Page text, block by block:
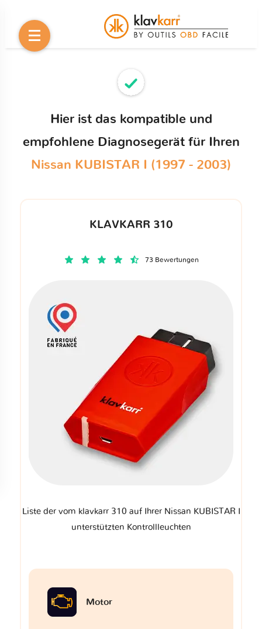
Hier ist das kompatible und
empfohlene Diagnosegerät für Ihren
Nissan KUBISTAR I (1997 - 2003)
KLAVKARR 310
73 Bewertungen
Liste der vom klavkarr 310 auf Ihrer Nissan KUBISTAR I
unterstützten Kontrollleuchten
Motor